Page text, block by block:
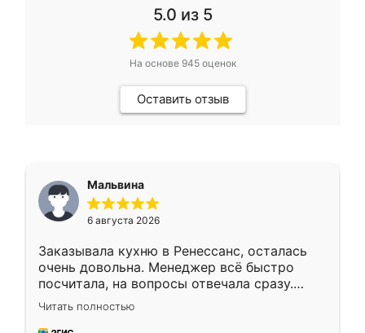
5.0 из 5
На основе 945оценок
Оставить отзыв
Мальвина
6 августа 2026
Заказывала кухню в Ренессанс, осталась
очень довольна. Менеджер всё быстро
посчитала, на вопросы отвечала сразу.
Замерщик приехал в субботу, подошёл к
делу со всей ответственностью. Собрали
Читать полностью